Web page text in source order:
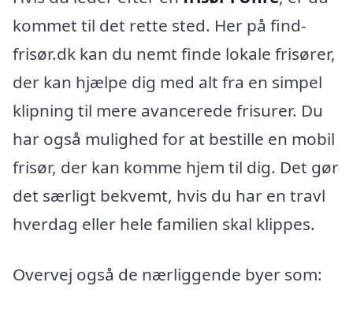
kommet til det rette sted. Her på find-
frisør.dk kan du nemt finde lokale frisører,
der kan hjælpe dig med alt fra en simpel
klipning til mere avancerede frisurer. Du
har også mulighed for at bestille en mobil
frisør, der kan komme hjem til dig. Det gør
det særligt bekvemt, hvis du har en travl
hverdag eller hele familien skal klippes.
Overvej også de nærliggende byer som: